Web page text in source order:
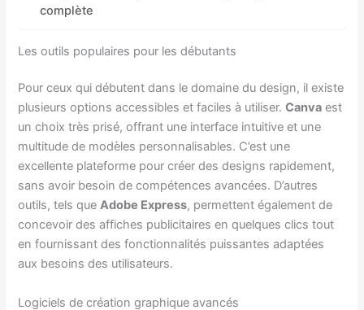
complète
Les outils populaires pour les débutants
Pour ceux qui débutent dans le domaine du design, il existe
plusieurs options accessibles et faciles à utiliser.Canva est
un choix très prisé, offrant une interface intuitive et une
multitude de modèles personnalisables. C’est une
excellente plateforme pour créer des designs rapidement,
sans avoir besoin de compétences avancées. D’autres
outils, tels queAdobe Express, permettent également de
concevoir des affiches publicitaires en quelques clics tout
en fournissant des fonctionnalités puissantes adaptées
aux besoins des utilisateurs.
Logiciels de création graphique avancés